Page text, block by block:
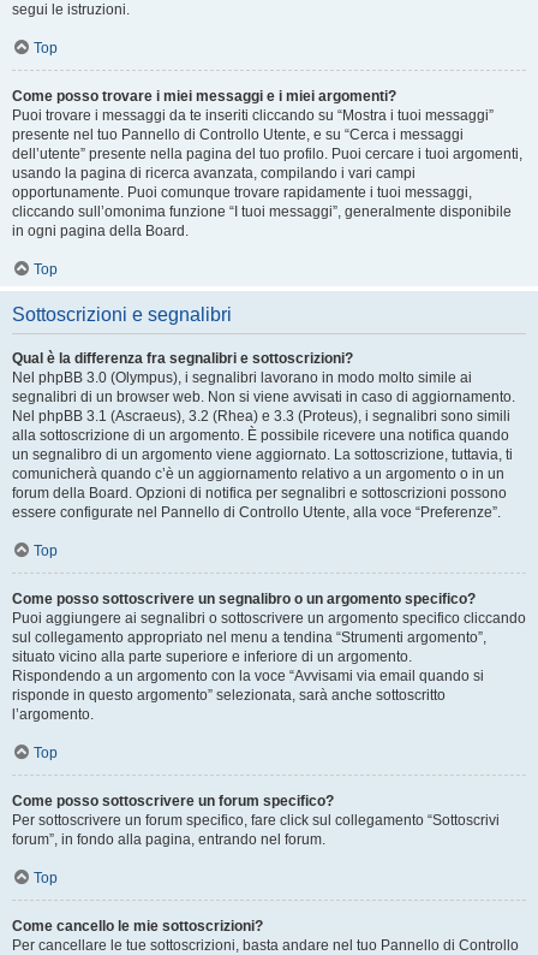
segui le istruzioni.
Top
Come posso trovare i miei messaggi e i miei argomenti?
Puoi trovare i messaggi da te inseriti cliccando su “Mostra i tuoi messaggi”
presente nel tuo Pannello di Controllo Utente, e su “Cerca i messaggi
dell’utente” presente nella pagina del tuo profilo. Puoi cercare i tuoi argomenti,
usando la pagina di ricerca avanzata, compilando i vari campi
opportunamente. Puoi comunque trovare rapidamente i tuoi messaggi,
cliccando sull’omonima funzione “I tuoi messaggi”, generalmente disponibile
in ogni pagina della Board.
Top
Sottoscrizioni e segnalibri
Qual è la differenza fra segnalibri e sottoscrizioni?
Nel phpBB 3.0 (Olympus), i segnalibri lavorano in modo molto simile ai
segnalibri di un browser web. Non si viene avvisati in caso di aggiornamento.
Nel phpBB 3.1 (Ascraeus), 3.2 (Rhea) e 3.3 (Proteus), i segnalibri sono simili
alla sottoscrizione di un argomento. È possibile ricevere una notifica quando
un segnalibro di un argomento viene aggiornato. La sottoscrizione, tuttavia, ti
comunicherà quando c’è un aggiornamento relativo a un argomento o in un
forum della Board. Opzioni di notifica per segnalibri e sottoscrizioni possono
essere configurate nel Pannello di Controllo Utente, alla voce “Preferenze”.
Top
Come posso sottoscrivere un segnalibro o un argomento specifico?
Puoi aggiungere ai segnalibri o sottoscrivere un argomento specifico cliccando
sul collegamento appropriato nel menu a tendina “Strumenti argomento”,
situato vicino alla parte superiore e inferiore di un argomento.
Rispondendo a un argomento con la voce “Avvisami via email quando si
risponde in questo argomento” selezionata, sarà anche sottoscritto
l’argomento.
Top
Come posso sottoscrivere un forum specifico?
Per sottoscrivere un forum specifico, fare click sul collegamento “Sottoscrivi
forum”, in fondo alla pagina, entrando nel forum.
Top
Come cancello le mie sottoscrizioni?
Per cancellare le tue sottoscrizioni, basta andare nel tuo Pannello di Controllo